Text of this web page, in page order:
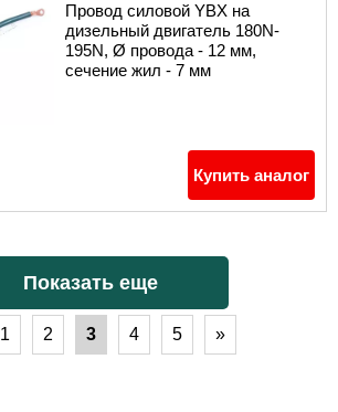
Провод силовой YBX на
дизельный двигатель 180N-
195N, Ø провода - 12 мм,
сечение жил - 7 мм
Купить аналог
Показать еще
1 2 3 4 5 »